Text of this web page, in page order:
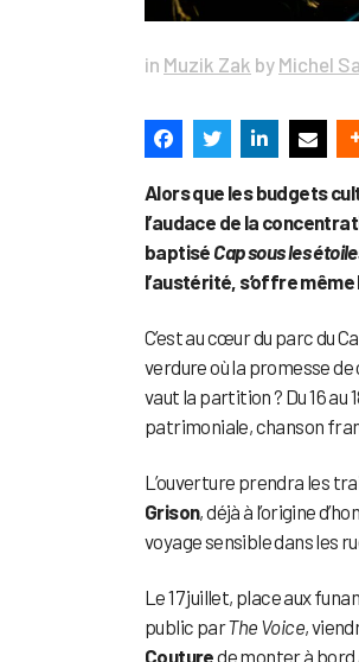
in Muzik Zak by Michel
Alors que les budgets
l’audace de la
baptisé Cap sous les
l’austérité, s’offre
C’est au cœur du parc du
verdure où la promesse
vaut la partition ? Du 16
patrimoniale, chanson
L’ouverture prendra les
Grison, déjà à l’origine
voyage sensible dans les
Le 17 juillet, place aux
public parThe Voice,
Couturede monter à